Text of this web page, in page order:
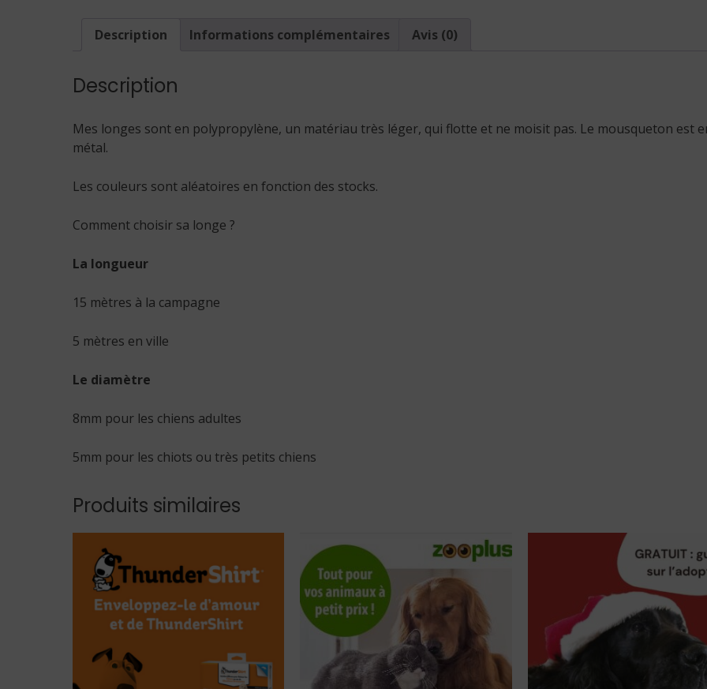
Description Informations complémentaires Avis (0)
Description
Mes longes sont en polypropylène, un matériau très léger, qui flotte et ne moisit pas. Le mousqueton est
métal.
Les couleurs sont aléatoires en fonction des stocks.
Comment choisir sa longe ?
La longueur
15 mètres à la campagne
5 mètres en ville
Le diamètre
8mm pour les chiens adultes
5mm pour les chiots ou très petits chiens
Produits similaires